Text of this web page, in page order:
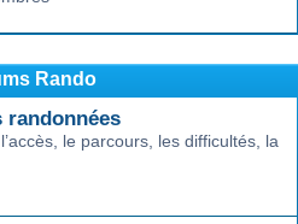
e
Rando
randonnées
le parcours, les difficultés, la